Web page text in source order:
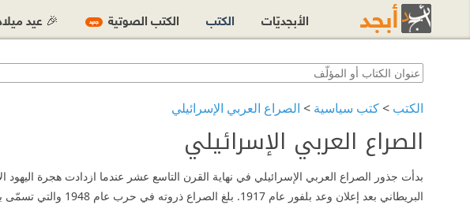
الكتب >كتب سياسية > الصراع العربي الإسرائيلي
الصراع العربي الإسرائيلي
بدأت جذور الصراع العربي الإسرائيلي في نهاية القرن التاسع عشر عندما ازدادت هجرة اليهود
البريطاني بعد
الأبجديّات الكتب الكتب الصوتية جديد 🎉 عيد